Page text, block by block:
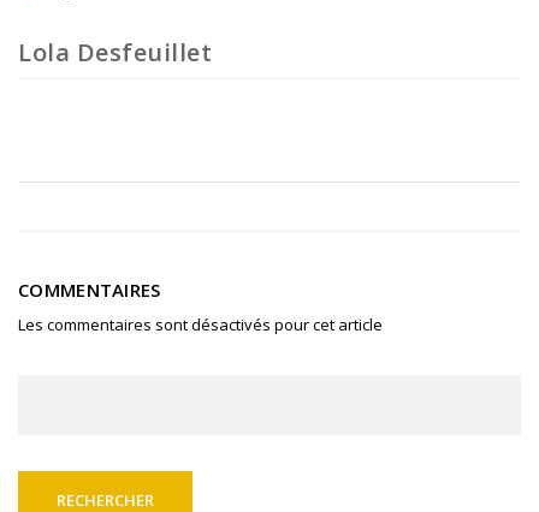
Lola Desfeuillet
COMMENTAIRES
Les commentaires sont désactivés pour cet article